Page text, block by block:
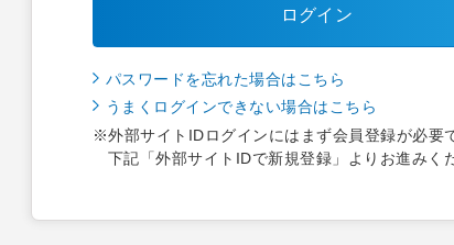
ログイン
パスワードを忘れた場合はこちら
うまくログインできない場合はこちら
※外部サイトIDログインにはまず会員登録が必要
下記「外部サイトIDで新規登録」よりお進みく